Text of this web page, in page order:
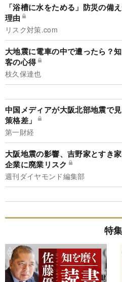
「浴槽に水をためる」防災の備
理由
リスク対策.com
大地震に電車の中で遭ったら？
客の心得
枝久保達也
中国メディアが大阪北部地震で
策格差」
第一財経
大阪地震の影響、吉野家とすき
企業に廃業リスク
週刊ダイヤモンド編集部
特集